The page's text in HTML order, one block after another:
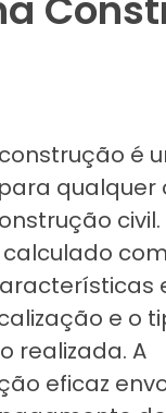
construção é
qualquer
civil.
e o
realizada. A
eficaz